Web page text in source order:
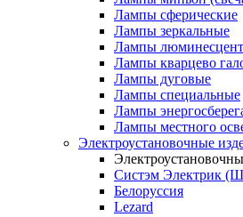
Лампы сферические
Лампы зеркальные
Лампы
Лампы кварцево
Лампы дуговые
Лампы специальные
Лампы
Лампы местного
Электроустановочные
Систэм Электрик
Белоруссия
Lezard